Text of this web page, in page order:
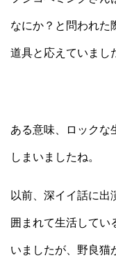
なにか？と問われた
道具と応えていまし
ある意味、ロックな
しまいましたね。
以前、深イイ話に出
囲まれて生活してい
いましたが、野良猫